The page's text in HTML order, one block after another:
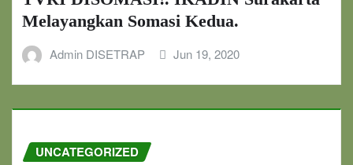
Melayangkan Somasi Kedua.
Admin DISETRAP Jun 19, 2020
UNCATEGORIZED